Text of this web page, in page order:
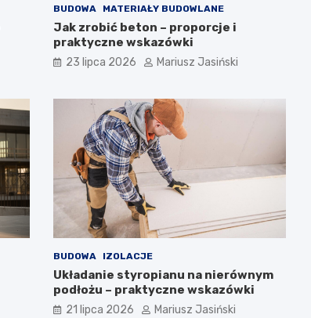
BUDOWA MATERIAŁY BUDOWLANE
Jak zrobić beton – proporcje i
praktyczne wskazówki
23 lipca 2026 Mariusz Jasiński
BUDOWA IZOLACJE
Układanie styropianu na nierównym
podłożu – praktyczne wskazówki
21 lipca 2026 Mariusz Jasiński